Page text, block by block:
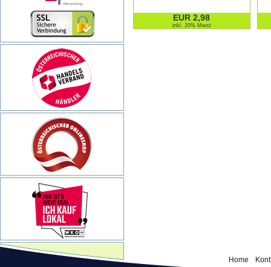
EUR 2,98
inkl. 20% Mwst
Home